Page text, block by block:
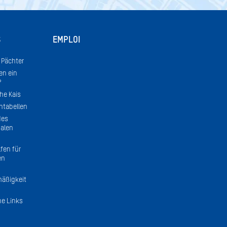
ein
Kais
für
Links
EMPLOI